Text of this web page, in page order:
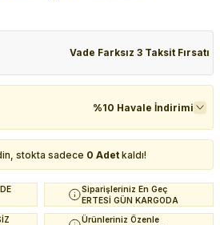
Vade Farksız 3 Taksit Fırsatı
%10 Havale İndirimi
stokta sadece 0 Adet kaldı!
Siparişleriniz En Geç
ERTESİ GÜN KARGODA
Ürünleriniz Özenle